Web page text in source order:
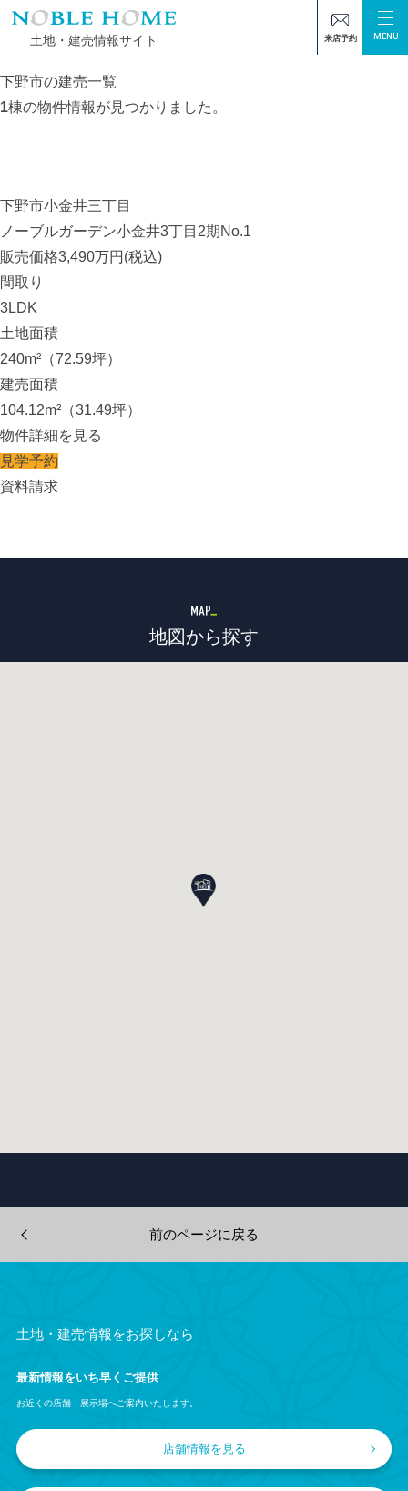
土地・建売情報サイト 来店予約 MENU
TOP 下野市の建売一覧
下野市の建売一覧
1棟の物件情報が見つかりました。
下野市小金井三丁目
ノーブルガーデン小金井3丁目2期No.1
販売価格3,490万円(税込)
間取り
3LDK
土地面積
240m²（72.59坪）
建売面積
104.12m²（31.49坪）
物件詳細を見る
見学予約
資料請求
地図から探す
前のページに戻る
土地・建売情報をお探しなら
最新情報をいち早くご提供
お近くの店舗・展示場へご案内いたします。
店舗情報を見る